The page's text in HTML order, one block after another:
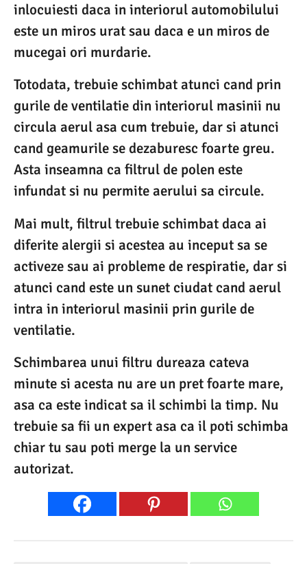
inlocuiesti daca in interiorul automobilului
este un miros urat sau daca e un miros de
mucegai ori murdarie.
Totodata, trebuie schimbat atunci cand prin
gurile de ventilatie din interiorul masinii nu
circula aerul asa cum trebuie, dar si atunci
cand geamurile se dezaburesc foarte greu.
Asta inseamna ca filtrul de polen este
infundat si nu permite aerului sa circule.
Mai mult, filtrul trebuie schimbat daca ai
diferite alergii si acestea au inceput sa se
activeze sau ai probleme de respiratie, dar si
atunci cand este un sunet ciudat cand aerul
intra in interiorul masinii prin gurile de
ventilatie.
Schimbarea unui filtru dureaza cateva
minute si acesta nu are un pret foarte mare,
asa ca este indicat sa il schimbi la timp. Nu
trebuie sa fii un expert asa ca il poti schimba
chiar tu sau poti merge la un service
autorizat.